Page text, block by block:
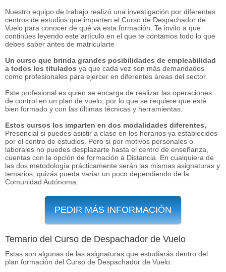
Nuestro equipo de trabajo realizó una investigación por diferentes
centros de estudios que imparten el Curso de Despachador de
Vuelo para conocer de qué va esta formación. Te invito a que
continúes leyendo este artículo en el que te contamos todo lo que
debes saber antes de matricularte
Un curso que brinda grandes posibilidades de empleabilidad
a todos los titulados ya que cada vez son más demandados
como profesionales para ejercer en diferentes áreas del sector.
Este profesional es quien se encarga de realizar las operaciones
de control en un plan de vuelo, por lo que se requiere que esté
bien formado y con las últimas técnicas y herramientas.
Estos cursos los imparten en dos modalidades diferentes,
Presencial si puedes asistir a clase en los horarios ya establecidos
por el centro de estudios. Pero si por motivos personales o
laborales no puedes desplazarte hasta el centro de enseñanza,
cuentas con la opción de formación a Distancia. En cualquiera de
las dos metodología prácticamente serán las mismas asignaturas y
temarios, quizás pueda variar un poco dependiendo de la
Comunidad Autónoma.
PEDIR MÁS INFORMACIÓN
Temario del Curso de Despachador de Vuelo
Estas son algunas de las asignaturas que estudiarás dentro del
plan formación del Curso de Despachador de Vuelo: